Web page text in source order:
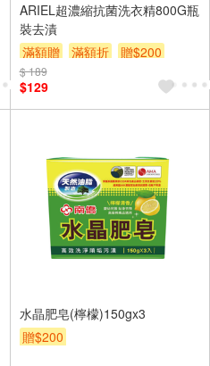
ARIEL超濃縮抗菌洗衣精800G瓶
裝去漬
滿額贈
滿額折 贈$200
$ 189
$129
水晶肥皂(檸檬)150gx3
贈$200